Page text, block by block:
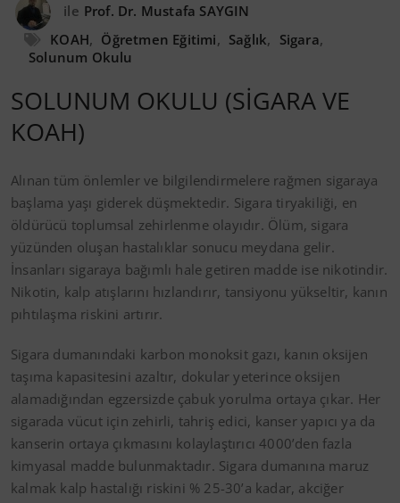
ile Prof. Dr. Mustafa SAYGIN
KOAH, Öğretmen Eğitimi, Sağlık, Sigara,
Solunum Okulu
SOLUNUM OKULU (SİGARA VE
KOAH)
Alınan tüm önlemler ve bilgilendirmelere rağmen sigaraya
başlama yaşı giderek düşmektedir. Sigara tiryakiliği, en
öldürücü toplumsal zehirlenme olayıdır. Ölüm, sigara
yüzünden oluşan hastalıklar sonucu meydana gelir.
İnsanları sigaraya bağımlı hale getiren madde ise nikotindir.
Nikotin, kalp atışlarını hızlandırır, tansiyonu yükseltir, kanın
pıhtılaşma riskini artırır.
Sigara dumanındaki karbon monoksit gazı, kanın oksijen
taşıma kapasitesini azaltır, dokular yeterince oksijen
alamadığından egzersizde çabuk yorulma ortaya çıkar. Her
sigarada vücut için zehirli, tahriş edici, kanser yapıcı ya da
kanserin ortaya çıkmasını kolaylaştırıcı 4000’den fazla
kimyasal madde bulunmaktadır. Sigara dumanına maruz
kalmak kalp hastalığı riskini % 25-30’a kadar, akciğer